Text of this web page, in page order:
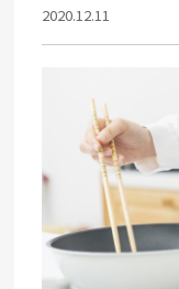
2020.12.11